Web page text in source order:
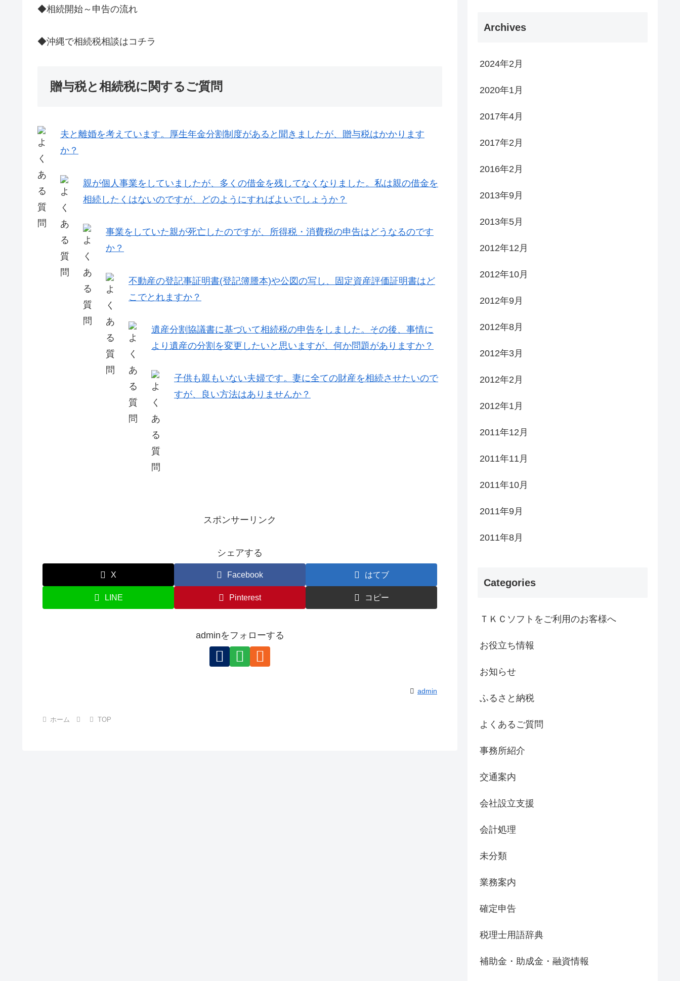
◆相続開始～申告の流れ
◆沖縄で相続税相談はコチラ
贈与税と相続税に関するご質問
夫と離婚を考えています。厚生年金分割制度があると聞きましたが、贈与税はかかります
か？
親が個人事業をしていましたが、多くの借金を残してなくなりました。私は親の借金を
相続したくはないのですが、どのようにすればよいでしょうか？
事業をしていた親が死亡したのですが、所得税・消費税の申告はどうなるのです
か？
不動産の登記事証明書(登記簿謄本)や公図の写し、固定資産評価証明書はど
こでとれますか？
遺産分割協議書に基づいて相続税の申告をしました。その後、事情に
より遺産の分割を変更したいと思いますが、何か問題がありますか？
子供も親もいない夫婦です。妻に全ての財産を相続させたいので
すが、良い方法はありませんか？
スポンサーリンク
シェアする
X Facebook はてブ
LINE Pinterest コピー
adminをフォローする
admin
ホーム TOP
Archives
2024年2月
2020年1月
2017年4月
2017年2月
2016年2月
2013年9月
2013年5月
2012年12月
2012年10月
2012年9月
2012年8月
2012年3月
2012年2月
2012年1月
2011年12月
2011年11月
2011年10月
2011年9月
2011年8月
Categories
ＴＫＣソフトをご利用のお客様へ
お役立ち情報
お知らせ
ふるさと納税
よくあるご質問
事務所紹介
交通案内
会社設立支援
会計処理
未分類
業務案内
確定申告
税理士用語辞典
補助金・助成金・融資情報